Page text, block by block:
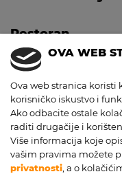
Restoran
Zatvoreno:
Bar
Zatvoreno: 3.8. -
OVA WEB
Ova web stranica koristi
korisničko iskustvo i
Ako odbacite ostale
raditi drugačije i
Više informacija koje
vašim pravima možete
privatnosti , a o